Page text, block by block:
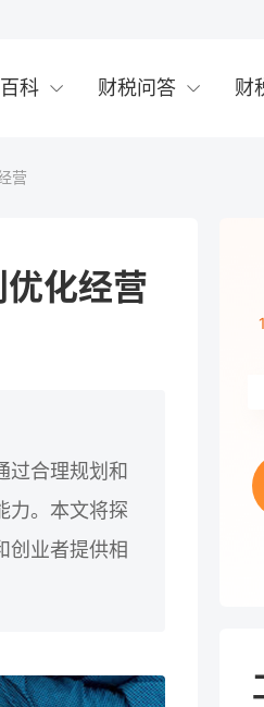
科 财税问答 财
营
化经营
过合理规划和
力。本文将探
创业者提供相